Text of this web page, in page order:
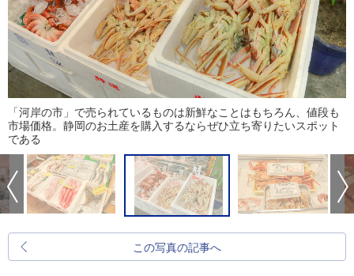
「河岸の市」で売られているものは新鮮なことはもちろん、値段も
市場価格。静岡のお土産を購入するならぜひ立ち寄りたいスポット
である
この写真の記事へ